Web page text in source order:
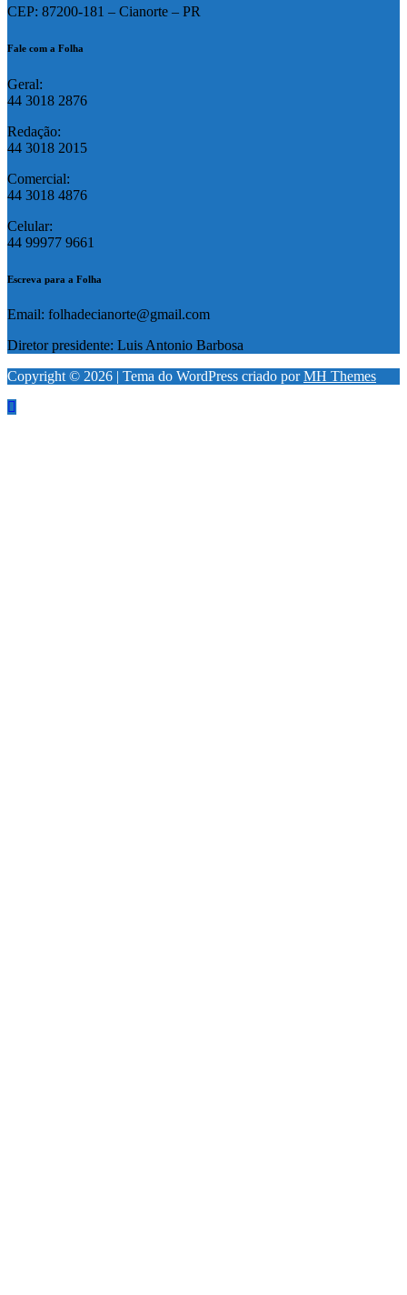
CEP: 87200-181 – Cianorte – PR
Fale com a Folha
Geral:
44 3018 2876
Redação:
44 3018 2015
Comercial:
44 3018 4876
Celular:
44 99977 9661
Escreva para a Folha
Email: folhadecianorte@gmail.com
Diretor presidente: Luis Antonio Barbosa
Copyright © 2026 | Tema do WordPress criado porMH Themes